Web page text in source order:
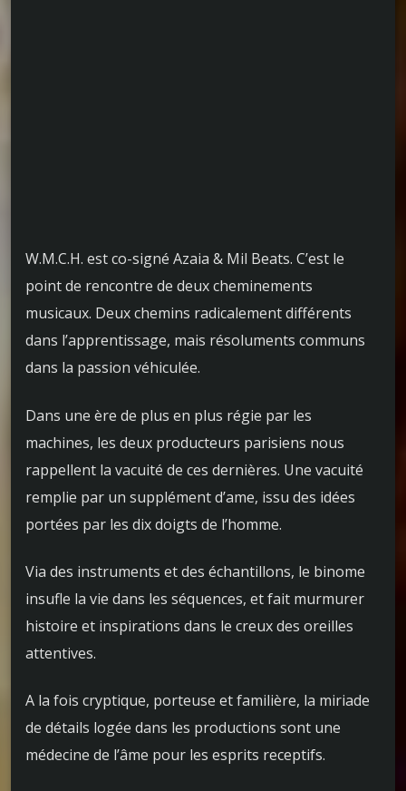
W.M.C.H. est co-signé Azaia & Mil Beats. C’est le
point de rencontre de deux cheminements
musicaux. Deux chemins radicalement différents
dans l’apprentissage, mais résoluments communs
dans la passion véhiculée.
Dans une ère de plus en plus régie par les
machines, les deux producteurs parisiens nous
rappellent la vacuité de ces dernières. Une vacuité
remplie par un supplément d’ame, issu des idées
portées par les dix doigts de l’homme.
Via des instruments et des échantillons, le binome
insufle la vie dans les séquences, et fait murmurer
histoire et inspirations dans le creux des oreilles
attentives.
A la fois cryptique, porteuse et familière, la miriade
de détails logée dans les productions sont une
médecine de l’âme pour les esprits receptifs.